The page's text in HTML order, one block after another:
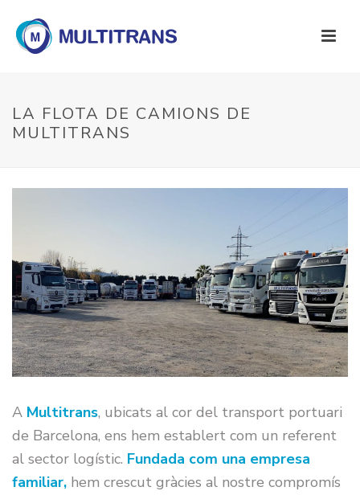
LA FLOTA DE CAMIONS DE
MULTITRANS
A Multitrans, ubicats al cor del transport portuari
de Barcelona, ens hem establert com un referent
al sector logístic. Fundada com una empresa
familiar, hem crescut gràcies al nostre compromís